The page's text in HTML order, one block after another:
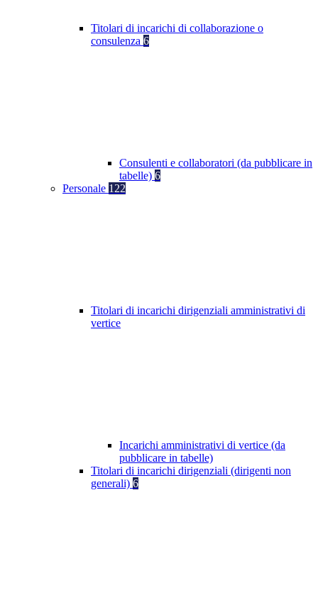
Titolari di incarichi di collaborazione o
consulenza 6
Consulenti e collaboratori (da pubblicare in
tabelle) 6
Personale 122
Titolari di incarichi dirigenziali amministrativi di
vertice
Incarichi amministrativi di vertice (da
pubblicare in tabelle)
Titolari di incarichi dirigenziali (dirigenti non
generali) 6